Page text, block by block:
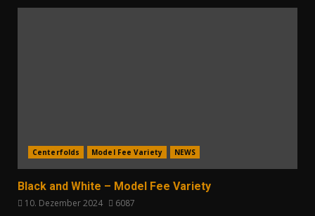
Centerfolds Model Fee Variety NEWS
Black and White – Model Fee Variety
10. Dezember 2024 6087